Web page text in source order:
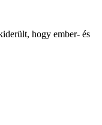
hogy ember- és